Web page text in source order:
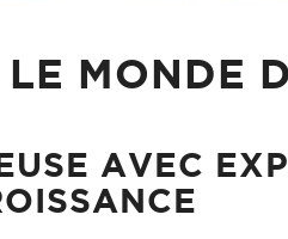
MONDE
AVEC